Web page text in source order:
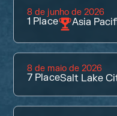
8 de junho de 2026
1 Place Asia
8 de maio de 2026
7 PlaceSalt Lake